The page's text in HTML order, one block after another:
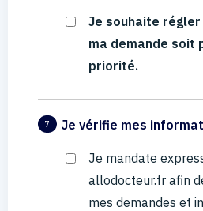
Je souhaite régler
ma demande soit
priorité.
7 Je vérifie mes
Je mandate
allodocteur.fr afin
mes demandes et